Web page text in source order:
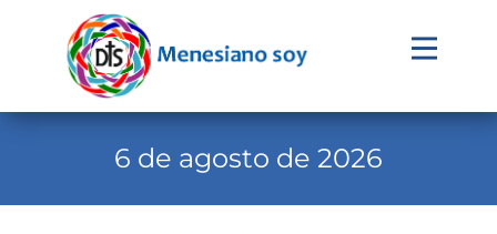
Evangelio
6 de agosto de 2026